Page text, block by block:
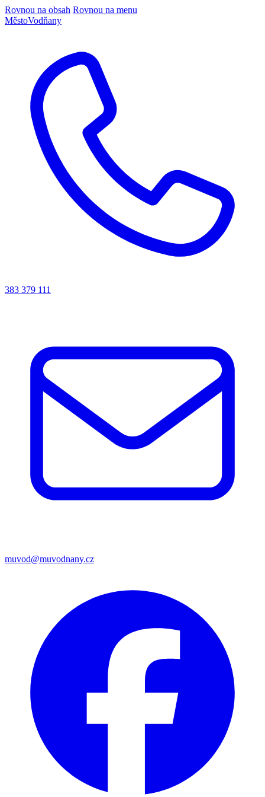
Rovnou na obsah Rovnou na menu
MěstoVodňany
383 379 111
muvod@muvodnany.cz